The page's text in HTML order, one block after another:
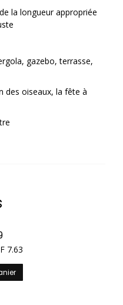
la longueur appropriée
gazebo, terrasse,
des oiseaux, la fête à
7.63